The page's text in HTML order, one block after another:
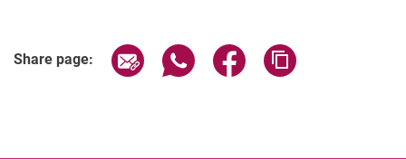
Share page: Share page via email
Share page via WhatsApp
Share page via